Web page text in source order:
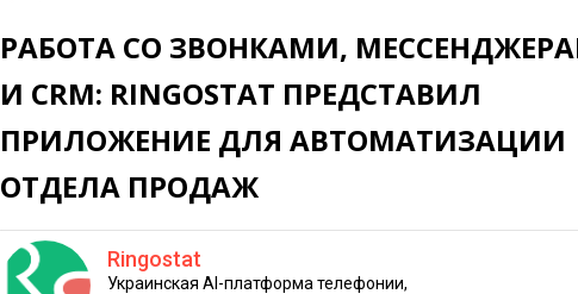
РАБОТА СО ЗВОНКАМИ,
И CRM: RINGOSTAT ПРЕДСТАВИЛ
ПРИЛОЖЕНИЕ ДЛЯ АВТОМАТИЗАЦИИ
ОТДЕЛА ПРОДАЖ
Ringostat
Украинская AI-платформа телефонии,